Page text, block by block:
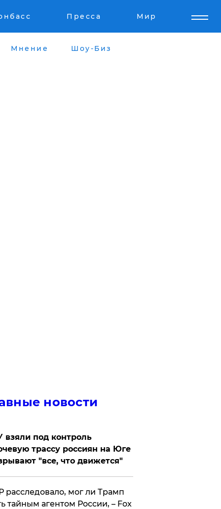
Пресса Мир
Мнение Шоу-Биз
новости
взяли под контроль
трассу россиян на Юге
"все, что движется"
расследовало, мог ли Трамп
тайным агентом России, – Fox